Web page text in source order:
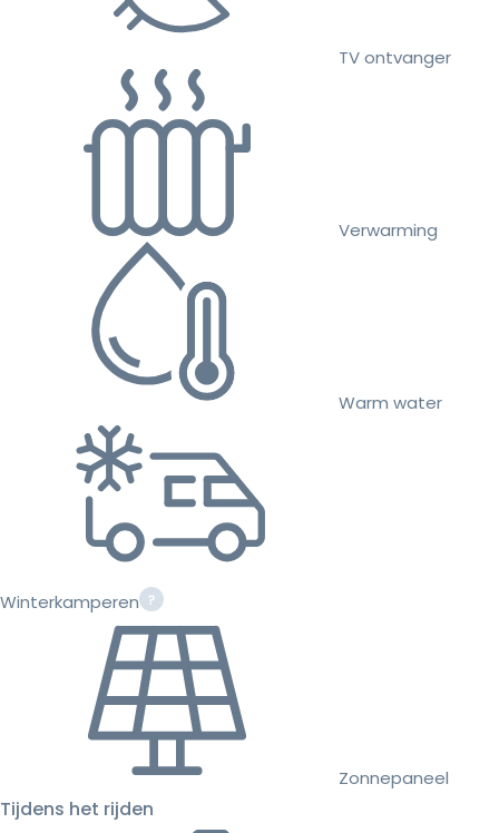
TV ontvanger
Verwarming
Warm water
Winterkamperen
Zonnepaneel
Tijdens het rijden